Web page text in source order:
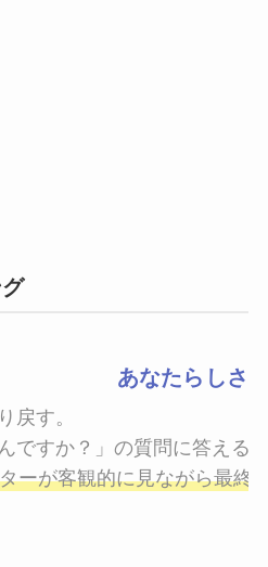
あなたらしさ
戻す。
ですか？」の質問に答える
ーが客観的に見ながら最終